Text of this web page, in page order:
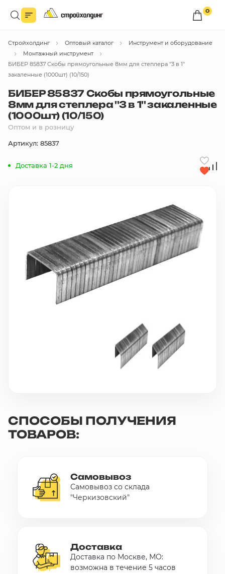
0
Войдите в личный кабинет
Вы сможете оформлять заказы
Войти
Каталог товаров
бренды
10 000 ₽
Минимальный заказ
+7(495) 988-86-47
sales@stroyholding.ru
Оплата
Все бренды
Стройхолдинг Оптовый каталог
Инструмент и оборудование
Монтажный инструмент
БИБЕР 85837 Скобы прямоугольные 8мм для степлера ''3 в 1''
закаленные (1000шт) (10/150)
БИБЕР 85837 Скобы прямоугольные
8мм для степлера ''3 в 1'' закаленные
(1000шт) (10/150)
Оптом и в розницу
Артикул: 85837
Доставка 1-2 дня
СПОСОБЫ ПОЛУЧЕНИЯ
ТОВАРОВ:
Самовывоз
Самовывоз со склада
"Черкизовский"
Доставка
Доставка по Москве, МО:
возможна в течение 5 часов